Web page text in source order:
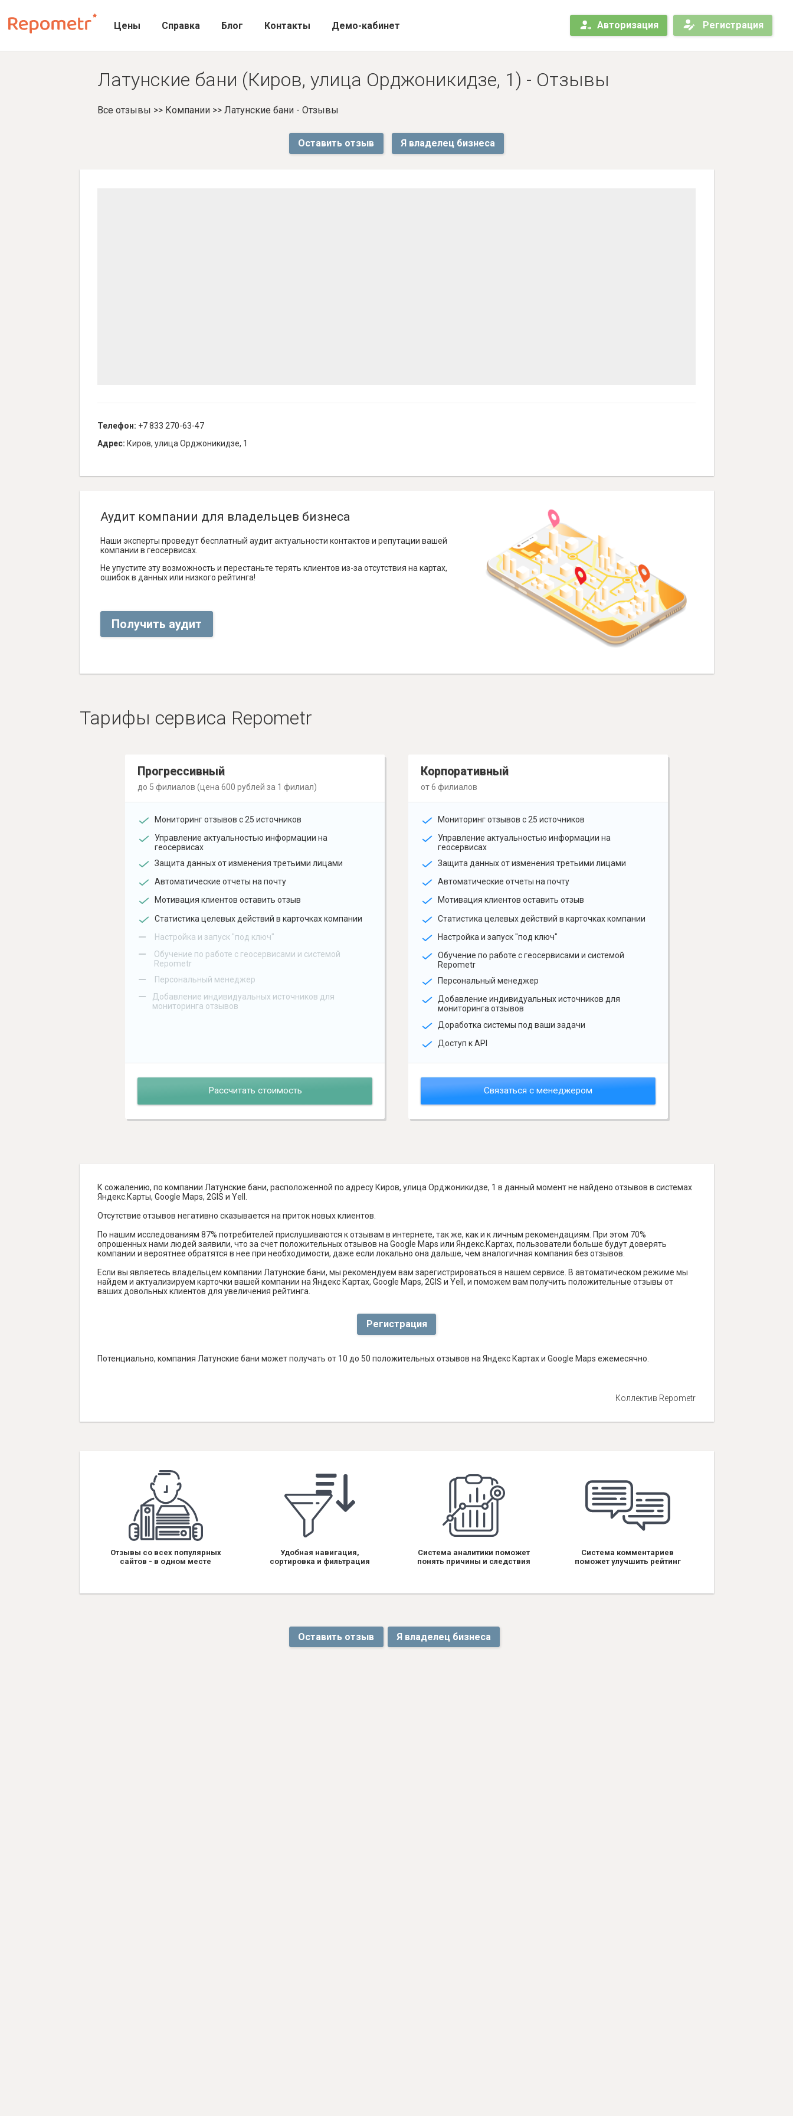
Цены Справка Блог Контакты Демо-кабинет Авторизация Регистрация
Латунские бани (Киров, улица Орджоникидзе, 1) - Отзывы
Все отзывы >> Компании>> Латунские бани - Отзывы
Оставить отзыв Я владелец бизнеса
Телефон: +7 833 270-63-47
Адрес: Киров, улица Орджоникидзе, 1
Аудит компании для владельцев бизнеса
Наши эксперты проведут бесплатный аудит актуальности контактов и репутации вашей
компании в геосервисах.
Не упустите эту возможность и перестаньте терять клиентов из-за отсутствия на картах,
ошибок в данных или низкого рейтинга!
Получить аудит
Тарифы сервиса Repometr
Прогрессивный
до 5 филиалов (цена 600 рублей за 1 филиал)
Мониторинг отзывов с 25 источников
Управление актуальностью информации на
геосервисах
Защита данных от изменения третьими лицами
Автоматические отчеты на почту
Мотивация клиентов оставить отзыв
Статистика целевых действий в карточках компании
– Настройка и запуск "под ключ"
–
Обучение по работе с геосервисами и системой
Repometr
– Персональный менеджер
–
Добавление индивидуальных источников для
мониторинга отзывов
Рассчитать стоимость
Корпоративный
от 6 филиалов
Мониторинг отзывов с 25 источников
Управление актуальностью информации на
геосервисах
Защита данных от изменения третьими лицами
Автоматические отчеты на почту
Мотивация клиентов оставить отзыв
Статистика целевых действий в карточках компании
Настройка и запуск "под ключ"
Обучение по работе с геосервисами и системой
Repometr
Персональный менеджер
Добавление индивидуальных источников для
мониторинга отзывов
Доработка системы под ваши задачи
Доступ к API
Связаться с менеджером
К сожалению, по компании Латунские бани, расположенной по адресу Киров, улица Орджоникидзе, 1 в данный момент не найдено отзывов в системах
Яндекс.Карты, Google Maps, 2GIS и Yell.
Отсутствие отзывов негативно сказывается на приток новых клиентов.
По нашим исследованиям 87% потребителей прислушиваются к отзывам в интернете, так же, как и к личным рекомендациям. При этом 70%
опрошенных нами людей заявили, что за счет положительных отзывов на Google Maps или Яндекс.Картах, пользователи больше будут доверять
компании и вероятнее обратятся в нее при необходимости, даже если локально она дальше, чем аналогичная компания без отзывов.
Если вы являетесь владельцем компании Латунские бани, мы рекомендуем вам зарегистрироваться в нашем сервисе. В автоматическом режиме мы
найдем и актуализируем карточки вашей компании на Яндекс Картах, Google Maps, 2GIS и Yell, и поможем вам получить положительные отзывы от
ваших довольных клиентов для увеличения рейтинга.
Регистрация
Потенциально, компания Латунские бани может получать от 10 до 50 положительных отзывов на Яндекс Картах и Google Maps ежемесячно.
Коллектив Repometr
Отзывы со всех популярных
сайтов - в одном месте
Удобная навигация,
сортировка и фильтрация
Система аналитики поможет
понять причины и следствия
Система комментариев
поможет улучшить рейтинг
Оставить отзыв Я владелец бизнеса